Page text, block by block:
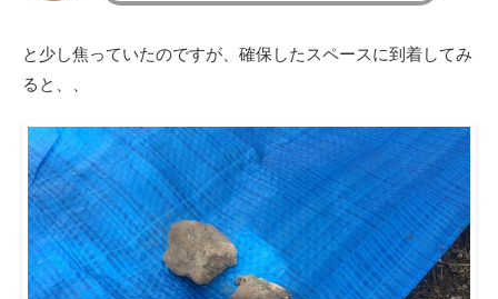
と少し焦っていたのですが、確保したスペースに到着してみ
ると、、